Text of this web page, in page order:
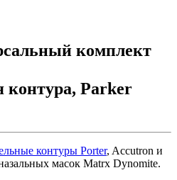
комплект
контура, Parker
контуры Porter, Accutron и
масок Matrx Dynomite.